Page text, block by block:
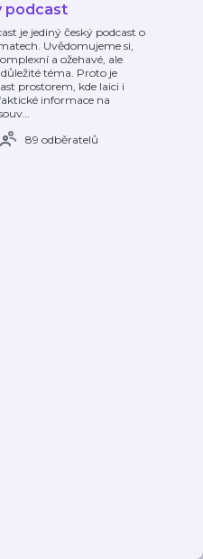
podcast
je jediný český podcast o
Uvědomujeme si,
a ožehavé, ale
téma. Proto je
prostorem, kde laici i
informace na
…
89 odběratelů